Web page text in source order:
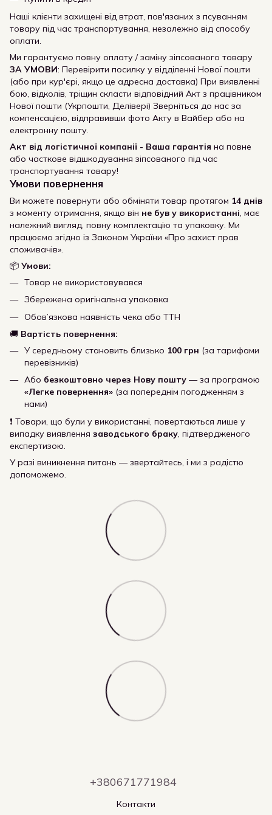
Наші клієнти захищені від втрат, пов'язаних з псуванням
товару під час транспортування, незалежно від способу
оплати.
Ми гарантуємо повну оплату / заміну зіпсованого товару
ЗА УМОВИ: Перевірити посилку у відділенні Нової пошти
(або при кур'єрі, якщо це адресна доставка) При виявленні
бою, відколів, тріщин скласти відповідний Акт з працівником
Нової пошти (Укрпошти, Делівері) Зверніться до нас за
компенсацією, відправивши фото Акту в Вайбер або на
електронну пошту.
Акт від логістичної компанії - Ваша гарантія на повне
або часткове відшкодування зіпсованого під час
транспортування товару!
Умови повернення
Ви можете повернути або обміняти товар протягом 14 днів
з моменту отримання, якщо він не був у використанні, має
належний вигляд, повну комплектацію та упаковку. Ми
працюємо згідно із Законом України «Про захист прав
споживачів».
📦 Умови:
Товар не використовувався
Збережена оригінальна упаковка
Обов’язкова наявність чека або ТТН
🚚 Вартість повернення:
У середньому становить близько 100 грн (за тарифами
перевізників)
Або безкоштовно через Нову пошту — за програмою
«Легке повернення» (за попереднім погодженням з
нами)
❗ Товари, що були у використанні, повертаються лише у
випадку виявлення заводського браку, підтвердженого
експертизою.
У разі виникнення питань — звертайтесь, і ми з радістю
допоможемо.
+380671771984
Контакти